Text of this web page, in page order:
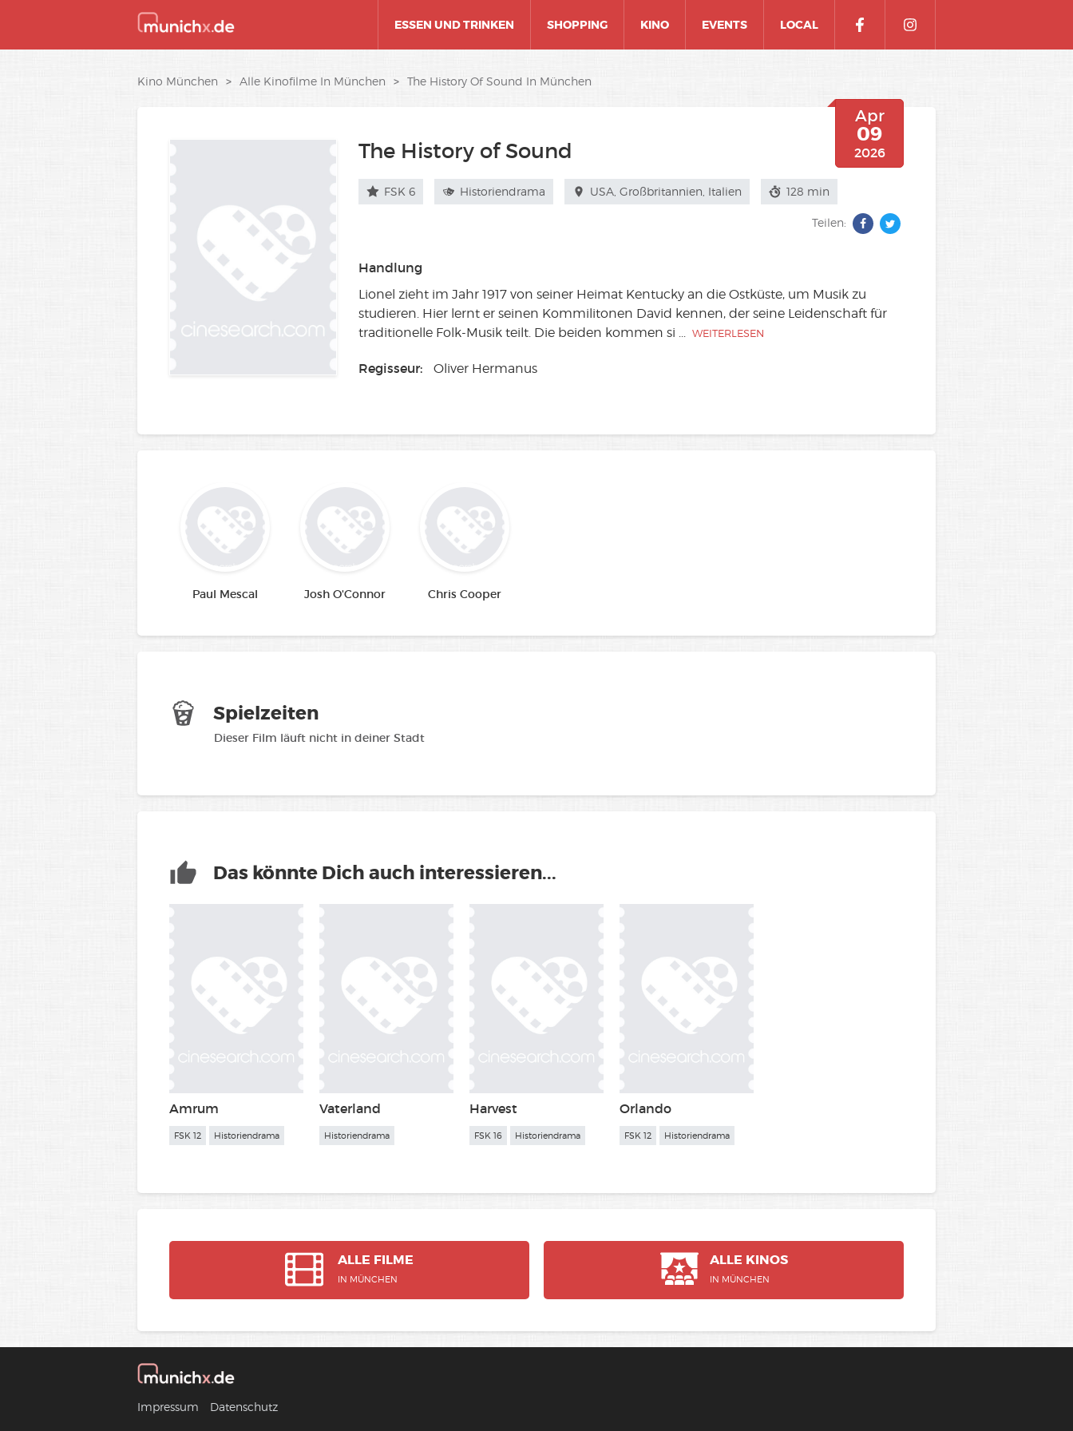
ESSEN UND TRINKEN SHOPPING KINO EVENTS LOCAL
Kino München > Alle Kinofilme In München > The History Of Sound In München
Apr
09
2026
The History of Sound
FSK 6 Historiendrama USA, Großbritannien, Italien 128 min
Teilen:
Handlung
Lionel zieht im Jahr 1917 von seiner Heimat Kentucky an die Ostküste, um Musik zu
studieren. Hier lernt er seinen Kommilitonen David kennen, der seine Leidenschaft für
traditionelle Folk-Musik teilt. Die beiden kommen si
WEITERLESEN
Regisseur: Oliver Hermanus
Paul Mescal Josh O'Connor Chris Cooper
Spielzeiten
Dieser Film läuft nicht in deiner Stadt
Das könnte Dich auch interessieren...
Amrum
FSK 12 Historiendrama
Vaterland
Historiendrama
Harvest
FSK 16 Historiendrama
Orlando
FSK 12 Historiendrama
ALLE FILME
IN MÜNCHEN
ALLE KINOS
IN MÜNCHEN
Impressum Datenschutz